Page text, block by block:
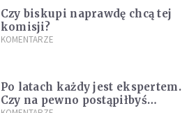
Czy biskupi naprawdę chcą tej
komisji?
KOMENTARZE
Po latach każdy jest ekspertem.
Czy na pewno postąpiłbyś